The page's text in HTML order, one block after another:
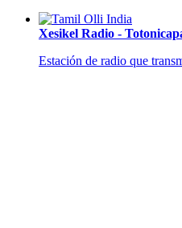
Xesikel Radio -
Estación de radio que